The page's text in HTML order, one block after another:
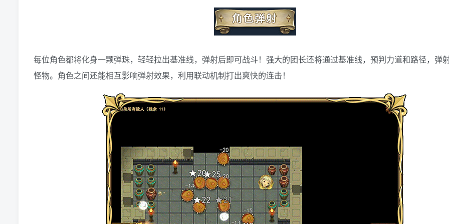
每位角色都将化身一颗弹珠，轻轻拉出基准线，弹射后即可战斗！强大的团长还将通过基准线，预判力道和路径，弹
怪物。角色之间还能相互影响弹射效果，利用联动机制打出爽快的连击！